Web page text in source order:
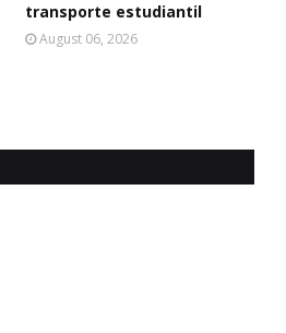
transporte estudiantil
August 06, 2026